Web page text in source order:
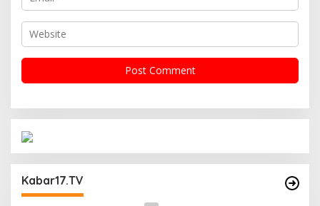
Kabar17.TV
Operasi Cipta Kondisi Digelar Polsek
Malam Libur